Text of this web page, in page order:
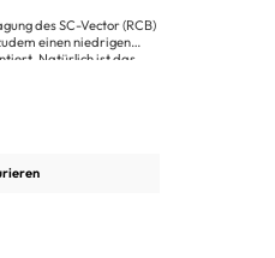
des SC-Vector (RCB)
einen niedrigen
Natürlich ist das
einfachen
Digital-TV, bei Sport